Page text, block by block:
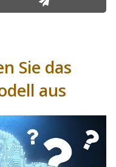
Sie das
aus